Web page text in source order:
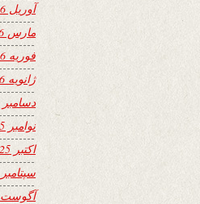
آوریل 2026
مارس 2026
فوریه 2026
ژانویه 2026
دسامبر 2025
نوامبر 2025
اکتبر 2025
سپتامبر 2025
آگوست 2025